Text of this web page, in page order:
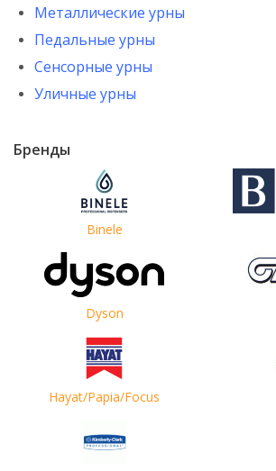
Металлические урны
Педальные урны
Сенсорные урны
Уличные урны
Бренды
Binele
Dyson
Hayat/Papia/Focus